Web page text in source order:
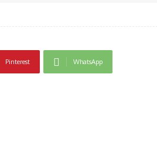
Pinterest WhatsApp